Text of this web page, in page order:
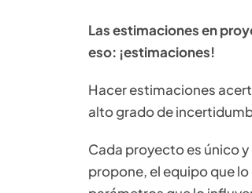
Las estimaciones en
eso: ¡estimaciones!
Hacer estimaciones
alto grado de
Cada proyecto es único
propone, el equipo que